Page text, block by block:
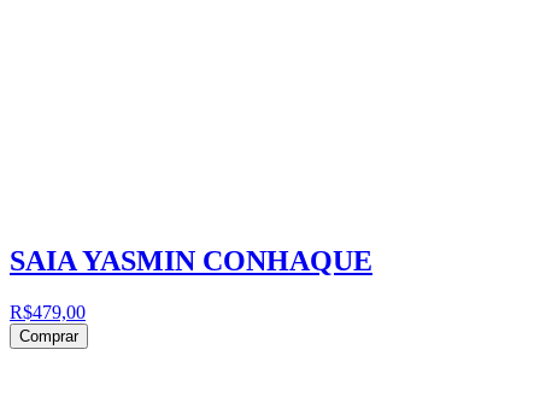
SAIA YASMIN CONHAQUE
R$479,00
Comprar